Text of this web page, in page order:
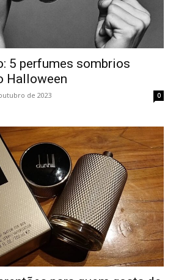
5 perfumes sombrios
Halloween
de 2023 0